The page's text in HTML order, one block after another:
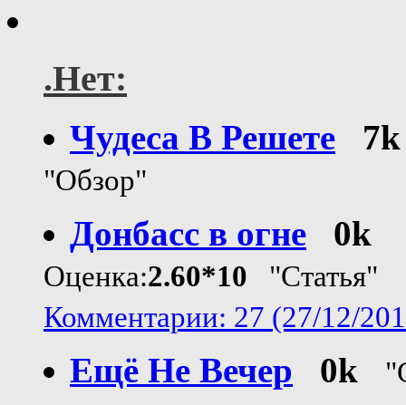
.Нет:
Чудеса В Решете 7k
"Обзор"
Донбасс в огне 0k
Оценка:2.60*10 "Статья"
Комментарии: 27 (27/12/
Ещё Не Вечер 0k